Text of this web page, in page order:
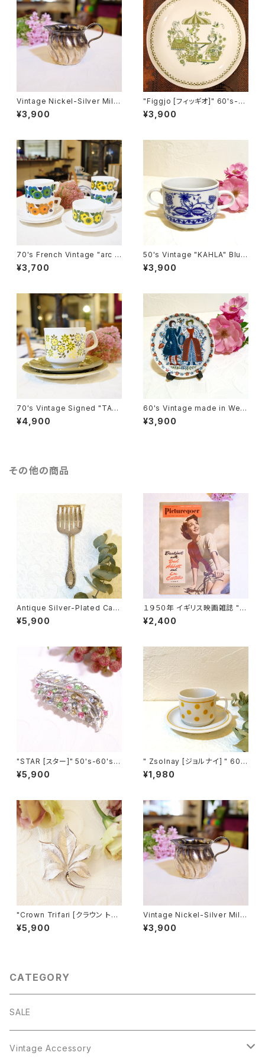
Vintage Nickel-Silver Milk
Cup [SA-12]
¥3,900
"Figgjo [フィッギオ]" 60's-7
0's『Market [マーケット]』ヴィ
ンテージプレート（キズあり） [C
¥3,900
70's French Vintage "arc o
pal [アルコパル]" Milk-Glass
"Lotus" Design Cup&Sauc
¥3,700
50's Vintage "KAHLA" Blue
Onion Style Design Soup
Cup [CCV-14]
¥3,900
70's Vintage Signed "TAM
S" Floral Cup&Saucer,Plate
Set [CCV-24]
¥4,900
60's Vintage made in West
-Germany Small Trinket Pl
ate [CPV-16]
¥3,900
その他の商品
Antique Silver-Plated Cak
¥5,900
１９５０年 イギリス映画雑誌 " P
icturegoer " ８月１９日号 [OV
-22]
¥2,400
"STAR [スター]" 50's-60's
マルチカラーラインストーン付き
葉っぱモチーフ ヴィンテージブ
¥5,900
" Zsolnay [ジョルナイ] " 60's
ヴィンテージ ドット柄デミタスカ
ップ＆ソーサー [CCV-3]
¥1,980
"Crown Trifari [クラウン トリ
ファリ]" 50-60's 葉モチーフ
¥5,900
Vintage Nickel-Silver Milk
Cup [SA-12]
¥3,900
CATEGORY
SALE
Vintage Accessory